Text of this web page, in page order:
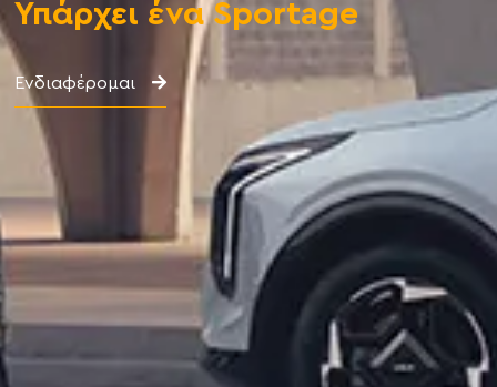
Υπάρχει ένα Sportage
Ενδιαφέρομαι